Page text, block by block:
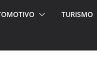
TURISMO